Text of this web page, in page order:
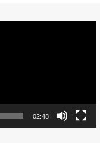
02:48